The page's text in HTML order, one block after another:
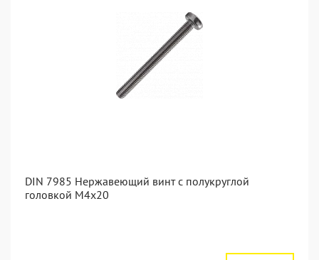
DIN 7985 Нержавеющий винт с полукруглой
головкой М4х20